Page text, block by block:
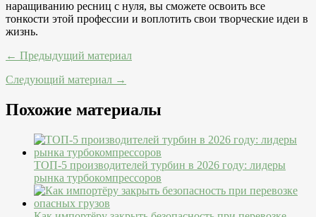
наращиванию ресниц с нуля, вы сможете освоить все
тонкости этой профессии и воплотить свои творческие идеи в
жизнь.
← Предыдущий материал
Следующий материал →
Похожие материалы
ТОП-5 производителей турбин в 2026 году: лидеры
рынка турбокомпрессоров